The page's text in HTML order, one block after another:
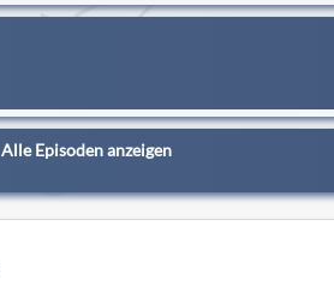
Alle Episoden anzeigen